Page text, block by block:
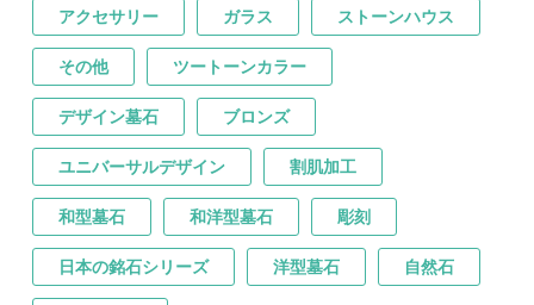
アクセサリー ガラス ストーンハウス
その他 ツートーンカラー
デザイン墓石 ブロンズ
ユニバーサルデザイン 割肌加工
和型墓石 和洋型墓石 彫刻
日本の銘石シリーズ 洋型墓石 自然石